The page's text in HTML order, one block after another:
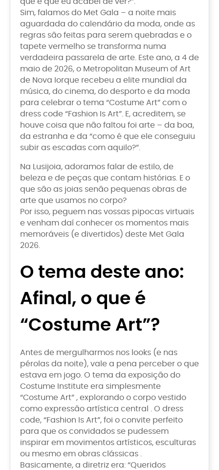
que é que eu acabei de ver?”.
Sim, falamos do Met Gala – a noite mais
aguardada do calendário da moda, onde as
regras são feitas para serem quebradas e o
tapete vermelho se transforma numa
verdadeira passarela de arte. Este ano, a 4 de
maio de 2026, o Metropolitan Museum of Art
de Nova Iorque recebeu a elite mundial da
música, do cinema, do desporto e da moda
para celebrar o tema “Costume Art” com o
dress code “Fashion Is Art”. E, acreditem, se
houve coisa que não faltou foi arte – da boa,
da estranha e da “como é que ele conseguiu
subir as escadas com aquilo?”.
Na Lusijoia, adoramos falar de estilo, de
beleza e de peças que contam histórias. E o
que são as joias senão pequenas obras de
arte que usamos no corpo?
Por isso, peguem nas vossas pipocas virtuais
e venham daí conhecer os momentos mais
memoráveis (e divertidos) deste Met Gala
2026.
O tema deste ano:
Afinal, o que é
“Costume Art”?
Antes de mergulharmos nos looks (e nas
pérolas da noite), vale a pena perceber o que
estava em jogo. O tema da exposição do
Costume Institute era simplesmente
“Costume Art” , explorando o corpo vestido
como expressão artística central . O dress
code, “Fashion Is Art”, foi o convite perfeito
para que os convidados se pudessem
inspirar em movimentos artísticos, esculturas
ou mesmo em obras clássicas .
Basicamente, a diretriz era: “Queridos